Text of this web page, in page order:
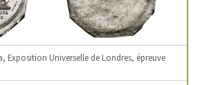
Exposition Universelle de Londres, épreuve